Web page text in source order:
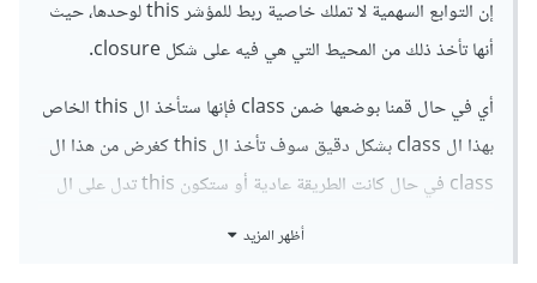
إن التوابع السهمية لا تملك خاصية ربط للمؤشر this لوحدها، حيث
أنها تأخذ ذلك من المحيط التي هي فيه على شكل closure.
أي في حال قمنا بوضعها ضمن class فإنها ستأخذ ال this الخاص
بهذا ال class بشكل دقيق سوف تأخذ ال this كغرض من هذا ال
class في حال كانت الطريقة عادية أو ستكون this تدل على ال
أظهر المزيد